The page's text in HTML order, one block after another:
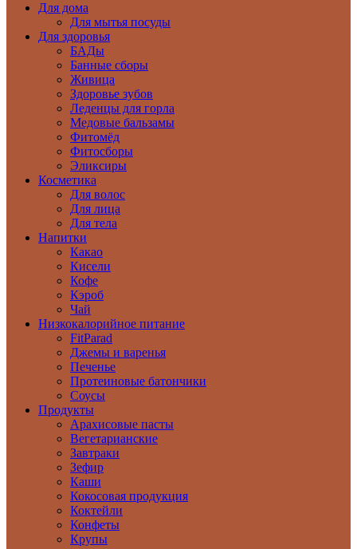
Для дома
Для мытья посуды
Для здоровья
БАДы
Банные сборы
Живица
Здоровье зубов
Леденцы для горла
Медовые бальзамы
Фитомёд
Фитосборы
Эликсиры
Косметика
Для волос
Для лица
Для тела
Напитки
Какао
Кисели
Кофе
Кэроб
Чай
Низкокалорийное питание
FitParad
Джемы и варенья
Печенье
Протеиновые батончики
Соусы
Продукты
Арахисовые пасты
Вегетарианские
Завтраки
Зефир
Каши
Кокосовая продукция
Коктейли
Конфеты
Крупы